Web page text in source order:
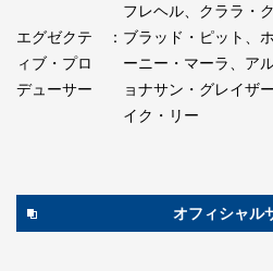
フレヘル、クララ・
エグゼクテ
ィブ・プロ
デューサー
：ブラッド・ピット、
ーニー・マーラ、ア
ョナサン・グレイザ
イク・リー
オフィシャル